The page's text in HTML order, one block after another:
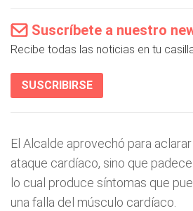
Suscríbete a nuestro
Recibe todas las noticias en tu
SUSCRIBIRSE
El Alcalde aprovechó para
ataque cardíaco, sino que
lo cual produce síntomas que
una falla del músculo cardíaco.